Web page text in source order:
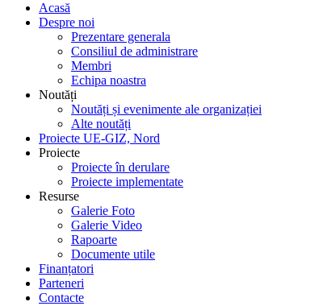
Acasă
Despre noi
Prezentare generala
Consiliul de administrare
Membri
Echipa noastra
Noutăți
Noutăți și evenimente ale organizației
Alte noutăți
Proiecte UE-GIZ, Nord
Proiecte
Proiecte în derulare
Proiecte implementate
Resurse
Galerie Foto
Galerie Video
Rapoarte
Documente utile
Finanțatori
Parteneri
Contacte